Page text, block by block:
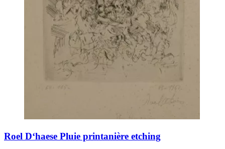
Roel D‘haese Pluie printanière etching